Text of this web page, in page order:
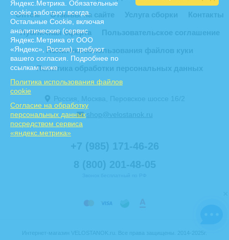
Оптом Отзывы на сайте
Публичная оферта
Политика использования файлов куки
Политика обработки персональных данных
shop@velostanok.ru
Яндекс.Метрика. Обязательные
cookie работают всегда.
Остальные Сookie, включая
аналитические (сервис
Яндекс.Метрика от ООО
«Яндекс», Россия), требуют
вашего согласия. Подробнее по
ссылкам ниже
Политика использования файлов
cookie
Cогласие на обработку
персональных данных
посредством сервиса
«яндекс.метрика»